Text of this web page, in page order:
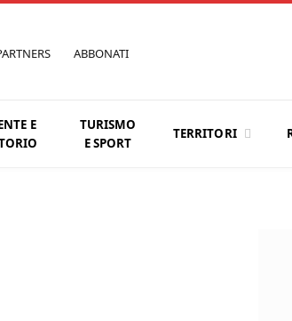
ABBONATI
E
TURISMO
E SPORT
TERRITORI